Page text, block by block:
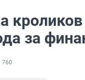
за
760